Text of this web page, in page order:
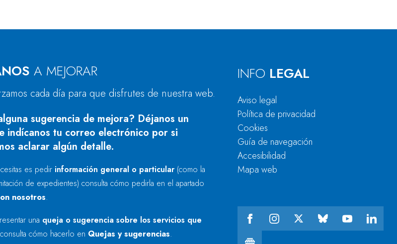
A MEJORAR
cada día para que disfrutes de nuestra web.
sugerencia de mejora? Déjanos un
indícanos tu correo electrónico por si
aclarar algún detalle.
es pedir información general o particular (como la
de expedientes) consulta cómo pedirla en el apartado
nosotros.
una queja o sugerencia sobre los servicios que
consulta cómo hacerlo en Quejas y sugerencias.
INFO LEGAL
Aviso legal
Política de privacidad
Cookies
Guía de navegación
Accesibilidad
Mapa web